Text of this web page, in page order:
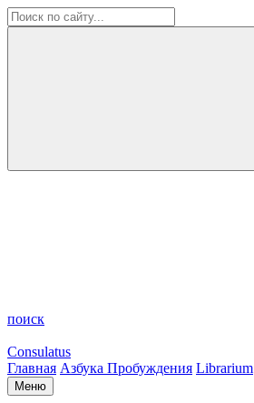
поиск
Consulatus
Главная Азбука Пробуждения Librarium
Меню